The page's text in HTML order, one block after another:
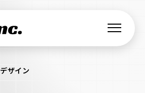
デザイン